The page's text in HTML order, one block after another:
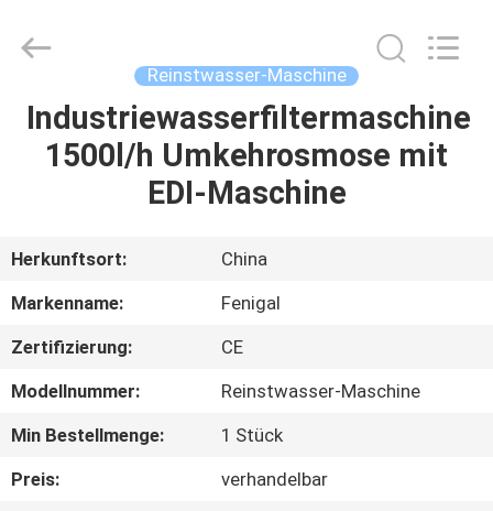
HAUS
PRODUKTE
ÜBER
UNS
FABRIK-
AUSFLUG
QUALITÄTSKONTROLLE
Reserved.
Reinstwasser-Maschine
Industriewasserfiltermaschine
1500l/h Umkehrosmose mit
EDI-Maschine
Herkunftsort:
China
Markenname:
Fenigal
Zertifizierung:
CE
Modellnummer:
Reinstwasser-Maschine
Min Bestellmenge:
1 Stück
Preis:
verhandelbar